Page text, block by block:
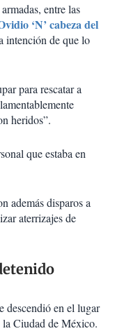
entre las
‘N’ cabeza del
intención de que lo
para rescatar a
heridos”.
que estaba en
además disparos a
aterrizajes de
descendió en el lugar
Ciudad de México.